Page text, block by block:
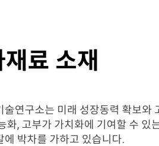
료 소재
술연구소는 미래 성장동력 확보와
화, 고부가 가치화에 기여할 수 있
에 박차를 가하고 있습니다.